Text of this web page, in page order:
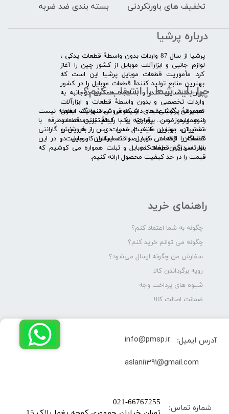
تخفیف های باورنکردنی بسته بندی ضد ضربه
درباره پرشیا
​پرشیا از سال 87 واردات بدون واسطۀ قطعات یدکی ،
لوازم جانبی و ابزارآلات موبایل از کشور چین را آغاز
کرد. مأموریت قطعات موبایل پرشیا این است که
بهترین منابع تولید کنندۀ قطعات موبایل را در کشور
چین شناسایی کند، و با ایجاد همکاری دوجانبه به
واردات تخصصی و بدون واسطۀ قطعات و ابزارآلات
تعمیراتی گوشی های شیائومی سامسونگ ایفون
لنوو ایسوز و .... پرداخته و با کیفیت­ترین قطعات
تعمیراتی موبایل مانند ال سی دی را به پخش
کنندگان قطعات موبایل و تعمیرکاران موبایل در
سرتاسر ایران عرضه کند.
راهنمای خرید
چگونه به شما اعتماد کنم؟
چگونه می توانم خرید کنم؟
سفارش من چگونه ارسال می‌شود؟
رویه برگرداندن کالا
شیوه های پرداخت وجه
ضمانت اصالت کالا
چرا باید شما را انتخاب کنم؟
​​ ​مجموعۀ پرشیا عقیده دارد که فروش تنها یک معامله نیست
و همواره ضمن برقراری یک رابطۀ بلندمدت دوطرفه با
مشتریان، بهترین کیفیت خدمات پس از فروش و گارانتی
قطعات را ارائه می­ کند. صداقت اساس کار ماست و در این
بازار سردرگم قطعات موبایل و تبلت همواره می کوشیم که
قیمت را در حد کیفیت محصول ارائه کنیم.
شماره تماس:
​021-66767255
آدرس ایمیل:
info@pmsp.ir
​aslani1391@gmail.com